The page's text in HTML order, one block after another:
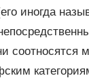
иногда
соотносятся